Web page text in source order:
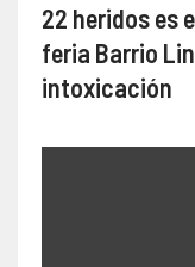
22 heridos es
feria Barrio
intoxicación